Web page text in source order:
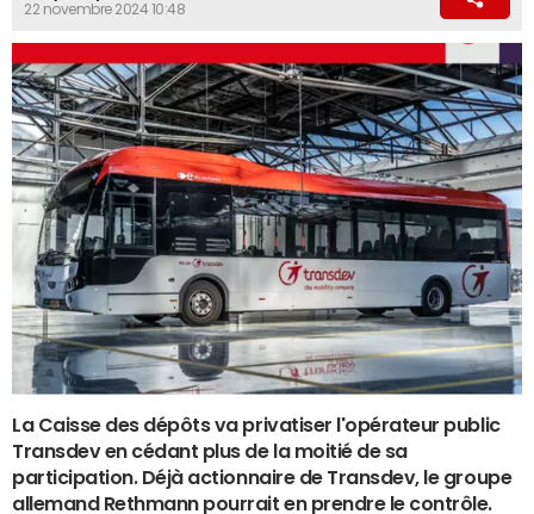
22 novembre 2024 10:48
La Caisse des dépôts va privatiser l'opérateur public
Transdev en cédant plus de la moitié de sa
participation. Déjà actionnaire de Transdev, le groupe
allemand Rethmann pourrait en prendre le contrôle.